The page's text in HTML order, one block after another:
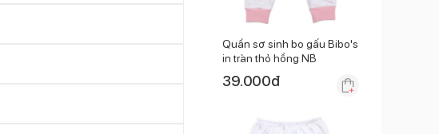
Quần sơ sinh bo gấu Bibo's
in tràn thỏ hồng NB
39.000đ